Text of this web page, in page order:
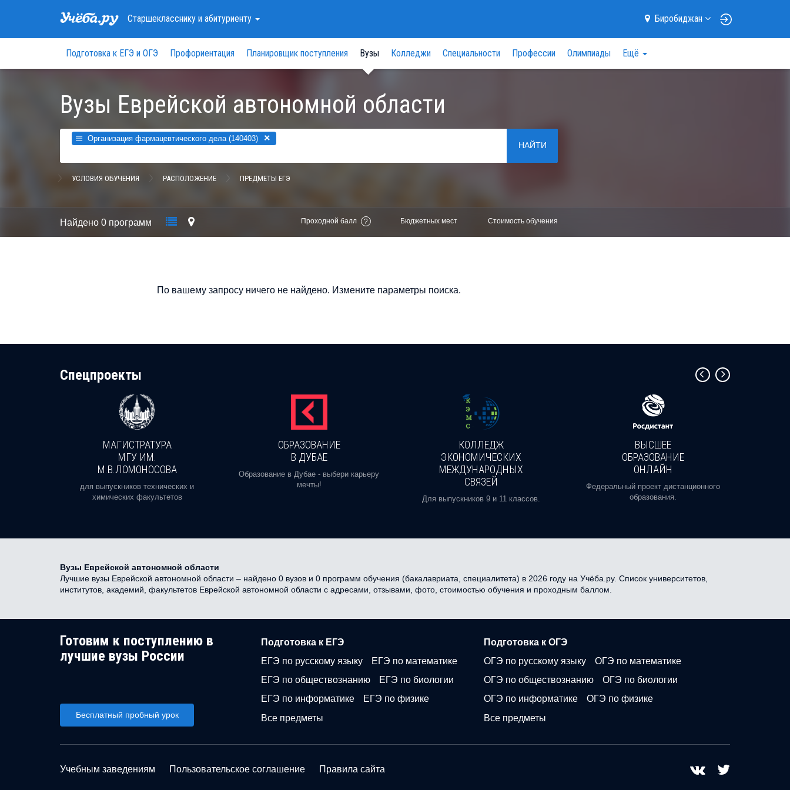
Старшеклассникуи абитуриенту Биробиджан
Подготовка к ЕГЭ и ОГЭ Профориентация Планировщик поступления Вузы Колледжи Специальности Профессии Олимпиады Ещё
Вузы Еврейской автономной области
Организация фармацевтического дела (140403) ×
НАЙТИ
УСЛОВИЯ ОБУЧЕНИЯ РАСПОЛОЖЕНИЕ ПРЕДМЕТЫ ЕГЭ
Найдено 0 программ Проходной балл ? Бюджетных мест Стоимость обучения
По вашему запросу ничего не найдено. Измените параметры поиска.
Cпецпроекты
МАГИСТРАТУРА
МГУ ИМ.
М.В.ЛОМОНОСОВА
для выпускников технических и
химических факультетов
ОБРАЗОВАНИЕ
В ДУБАЕ
Образование в Дубае - выбери карьеру
мечты!
КОЛЛЕДЖ
ЭКОНОМИЧЕСКИХ
МЕЖДУНАРОДНЫХ
СВЯЗЕЙ
Для выпускников 9 и 11 классов.
ВЫСШЕЕ
ОБРАЗОВАНИЕ
ОНЛАЙН
Федеральный проект дистанционного
образования.
Вузы Еврейской автономной области
Лучшие вузы Еврейской автономной области – найдено 0 вузов и 0 программ обучения (бакалавриата, специалитета) в 2026 году на Учёба.ру. Список университетов,
институтов, академий, факультетов Еврейской автономной области с адресами, отзывами, фото, стоимостью обучения и проходным баллом.
Готовим к поступлению в
лучшие вузы России
Бесплатный пробный урок
Подготовка к ЕГЭ
ЕГЭ по русскому языку
ЕГЭ по математике
ЕГЭ по обществознанию
ЕГЭ по биологии
ЕГЭ по информатике
ЕГЭ по физике
Все предметы
Подготовка к ОГЭ
ОГЭ по русскому языку
ОГЭ по математике
ОГЭ по обществознанию
ОГЭ по биологии
ОГЭ по информатике
ОГЭ по физике
Все предметы
Учебным заведениям Пользовательское соглашение Правила сайта